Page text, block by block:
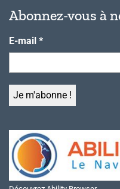
Abonnez-vous à
E-mail *